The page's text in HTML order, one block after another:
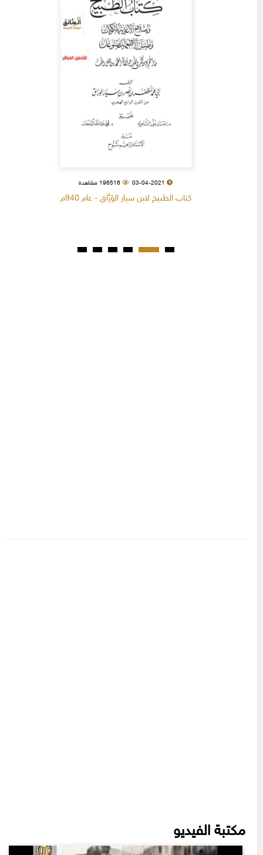
03-04-2021 196516 مشاهدة
كتاب الطبيخ لابن سيار الوَرَّاق - عام 940م
مكتبة الفيديو